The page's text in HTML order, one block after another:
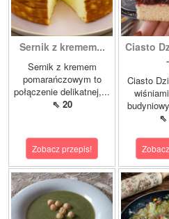
Sernik z kremem...
Sernik z kremem
pomarańczowym to
połączenie delikatnej,...
⇖ 20
Zobacz przepis!
Ciasto
Ciasto
⇖